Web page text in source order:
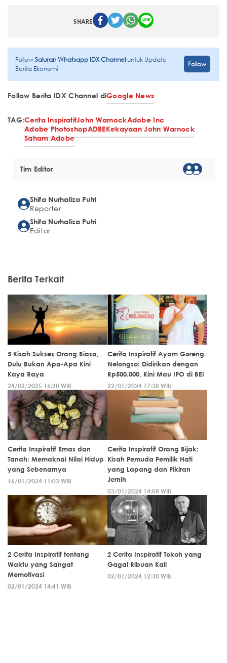
SHARE
FollowSaluran Whatsapp IDX Channeluntuk Update
Berita Ekonomi
Follow
Follow Berita IDX Channel diGoogle News
TAG:Cerita InspiratifJohn WarnockAdobe Inc
Adobe PhotoshopADBEKekayaan John Warnock
Saham Adobe
Tim Editor
Shifa Nurhaliza Putri
Reporter
Shifa Nurhaliza Putri
Editor
Berita Terkait
5 Kisah Sukses Orang Biasa,
Dulu Bukan Apa-Apa Kini
Kaya Raya
24/02/2025 16:20 WIB
Cerita Inspiratif Ayam Goreng
Nelongso: Didirikan dengan
Rp500.000, Kini Mau IPO di BEI
22/01/2024 17:38 WIB
Cerita Inspiratif Emas dan
Tanah: Memaknai Nilai Hidup
yang Sebenarnya
16/01/2024 11:03 WIB
Cerita Inspiratif Orang Bijak:
Kisah Pemuda Pemilik Hati
yang Lapang dan Pikiran
Jernih
03/01/2024 14:08 WIB
2 Cerita Inspiratif tentang
Waktu yang Sangat
Memotivasi
02/01/2024 14:41 WIB
2 Cerita Inspiratif Tokoh yang
Gagal Ribuan Kali
02/01/2024 12:30 WIB